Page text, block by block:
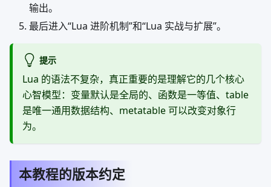
输出。
最后进入“Lua 进阶机制”和“Lua 实战与扩展”。
提示
Lua 的语法不复杂，真正重要的是理解它的几个核心
心智模型：变量默认是全局的、函数是一等值、table
是唯一通用数据结构、metatable 可以改变对象行
为。
本教程的版本约定